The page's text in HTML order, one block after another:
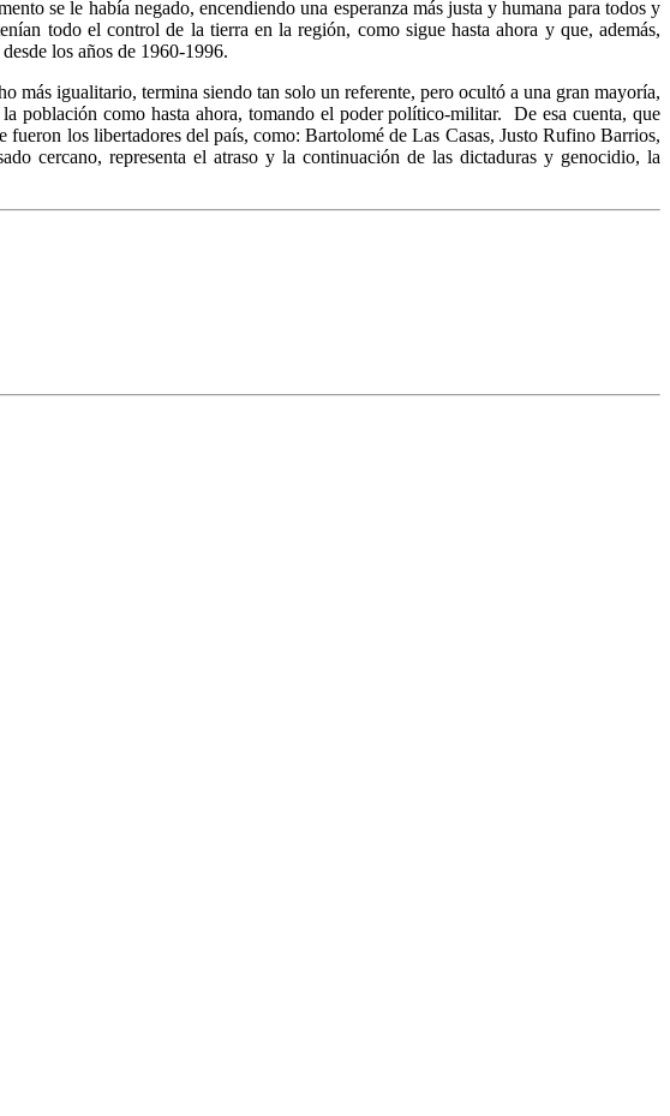
se le había negado, encendiendo una esperanza más justa y humana para todos y
todo el control de la tierra en la región, como sigue hasta ahora y que, además,
los años de 1960-1996.
más igualitario, termina siendo tan solo un referente, pero ocultó a una gran mayoría,
población como hasta ahora, tomando el poder político-militar. De esa cuenta, que
los libertadores del país, como: Bartolomé de Las Casas, Justo Rufino Barrios,
cercano, representa el atraso y la continuación de las dictaduras y genocidio, la